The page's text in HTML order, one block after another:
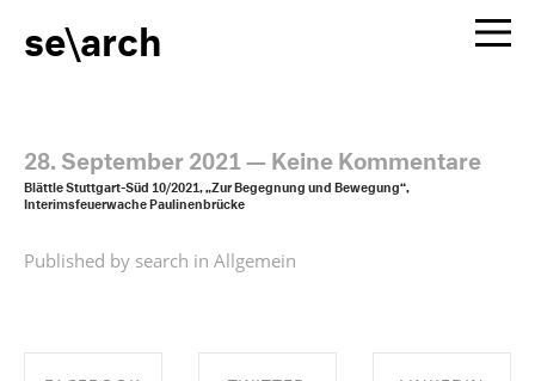
se\arch
28. September 2021— Keine Kommentare
Blättle Stuttgart-Süd 10/2021, „Zur Begegnung und Bewegung“,
Interimsfeuerwache Paulinenbrücke
Published by search in Allgemein